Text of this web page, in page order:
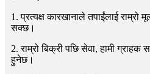
1. प्रत्यक्ष कारखानाले तपाईंलाई राम्रो
सक्छ।
2. राम्रो बिक्री पछि सेवा, हामी ग्राहक
हुनेछ।